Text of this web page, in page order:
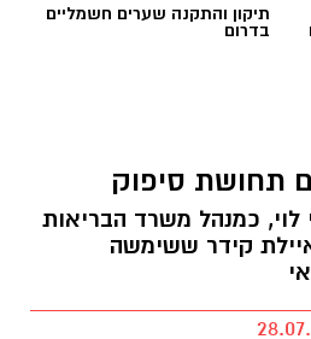
בראיון ראשון.
תיקון והתקנה שערים חשמליים
בדרום
תחושת סיפוק
לוי, כמנהל משרד הבריאות
קידר ששימשה